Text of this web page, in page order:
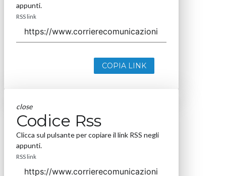
appunti.
RSS link
COPIA LINK
close
Codice Rss
Clicca sul pulsante per copiare il link RSS negli
appunti.
RSS link